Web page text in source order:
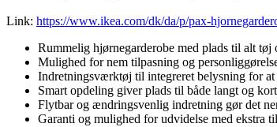
Link: https://www.ikea.com/dk/da/p/pax-
Rummelig hjørnegarderobe med plads til alt tøj
Mulighed for nem tilpasning og
Indretningsværktøj til integreret belysning for
Smart opdeling giver plads til både langt og
Flytbar og ændringsvenlig indretning gør det
Garanti og mulighed for udvidelse med ekstra